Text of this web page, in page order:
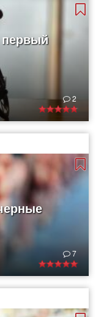
первый
2
7